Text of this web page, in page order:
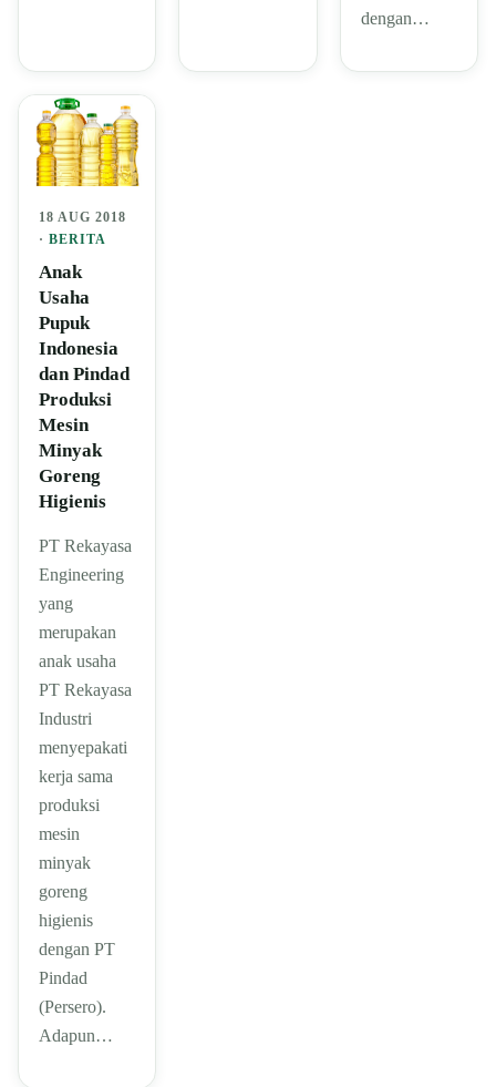
dengan…
18 AUG 2018
· BERITA
Anak
Usaha
Pupuk
Indonesia
dan Pindad
Produksi
Mesin
Minyak
Goreng
Higienis
PT Rekayasa
Engineering
yang
merupakan
anak usaha
PT Rekayasa
Industri
menyepakati
kerja sama
produksi
mesin
minyak
goreng
higienis
dengan PT
Pindad
(Persero).
Adapun…